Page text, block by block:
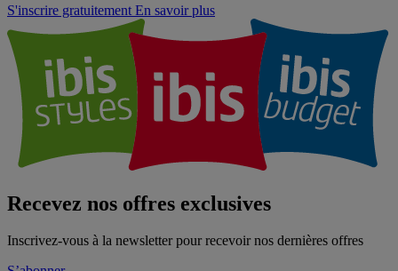
S'inscrire gratuitement En savoir plus
Recevez nos offres exclusives
Inscrivez-vous à la newsletter pour recevoir nos dernières offres